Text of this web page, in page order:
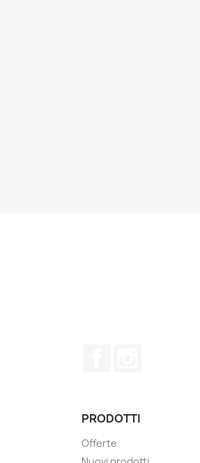
PRODOTTI
Offerte